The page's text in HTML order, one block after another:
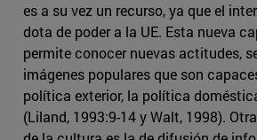
es a su vez un recurso, ya que el
dota de poder a la UE. Esta nueva
permite conocer nuevas actitudes,
imágenes populares que son
política exterior, la política
(Liland, 1993:9-14 y Walt, 1998).